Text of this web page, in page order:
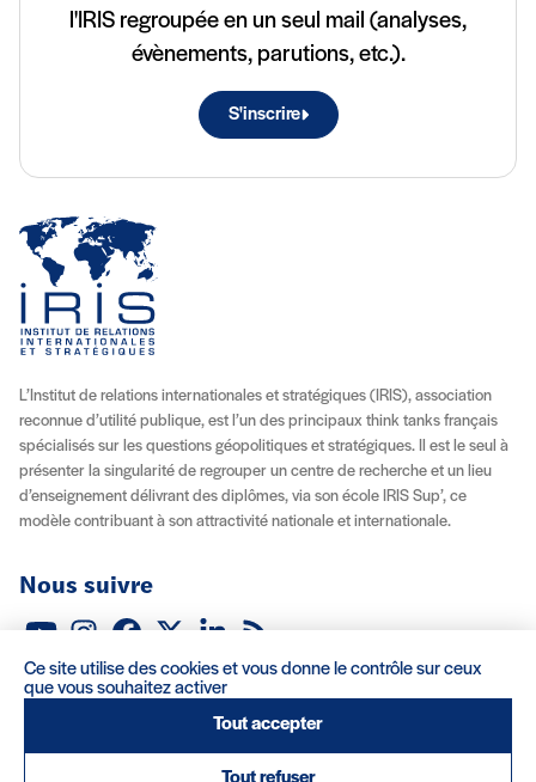
l'IRIS regroupée en un seul mail (analyses,
évènements, parutions, etc.).
S'inscrire
L’Institut de relations internationales et stratégiques (IRIS), association
reconnue d’utilité publique, est l’un des principaux think tanks français
spécialisés sur les questions géopolitiques et stratégiques. Il est le seul à
présenter la singularité de regrouper un centre de recherche et un lieu
d’enseignement délivrant des diplômes, via son école IRIS Sup’, ce
modèle contribuant à son attractivité nationale et internationale.
Nous suivre
À propos
Recrutement Locations Contact
Conditions d’utilisation
Ce site utilise des cookies et vous donne le contrôle sur ceux
que vous souhaitez activer
Tout accepter